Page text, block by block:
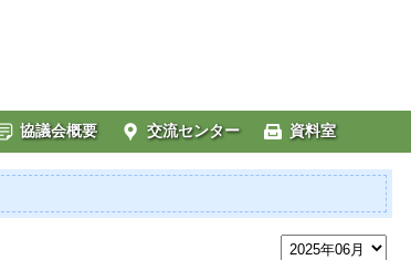
協議会概要 交流センター 資料室